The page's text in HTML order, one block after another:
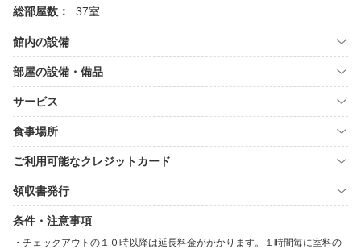
総部屋数： 37室
館内の設備
部屋の設備・備品
サービス
食事場所
ご利用可能なクレジットカード
領収書発行
条件・注意事項
チェックアウトの１０時以降は延長料金がかかります。１時間毎に室料の